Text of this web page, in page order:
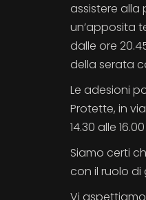
assistere alla
un’apposita
dalle ore
della serata
Le adesioni
Protette, in
14.30 alle
Siamo certi
con il ruolo di